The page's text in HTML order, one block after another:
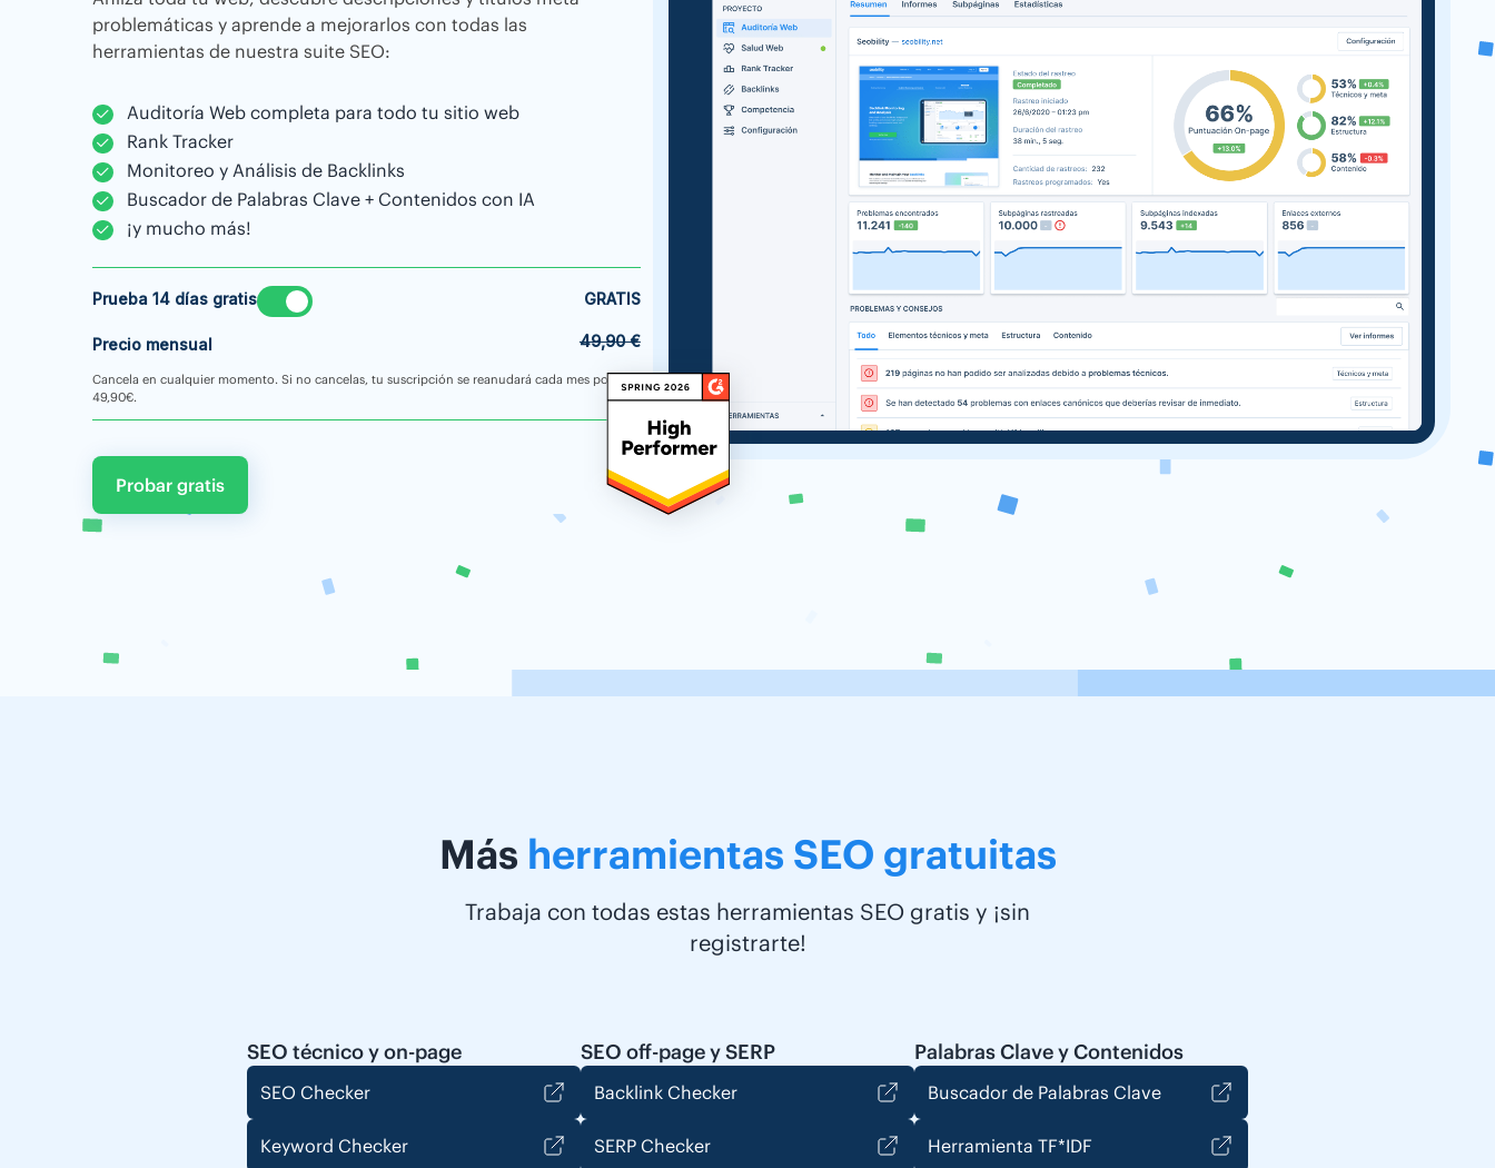
problemáticas y aprende a mejorarlos con todas las
herramientas de nuestra suite SEO:
Auditoría Web completa para todo tu sitio web
Rank Tracker
Monitoreo y Análisis de Backlinks
Buscador de Palabras Clave + Contenidos con IA
¡y mucho más!
Prueba 14 días gratis GRATIS
Precio mensual 49,90 €
Cancela en cualquier momento. Si no cancelas, tu suscripción se reanudará cada mes por
49,90€.
Probar gratis
Más herramientas SEO gratuitas
Trabaja con todas estas herramientas SEO gratis y ¡sin
registrarte!
SEO técnico y on-page
SEO Checker
Keyword Checker
SEO off-page y SERP
Backlink Checker
SERP Checker
Palabras Clave y Contenidos
Buscador de Palabras Clave
Herramienta TF*IDF